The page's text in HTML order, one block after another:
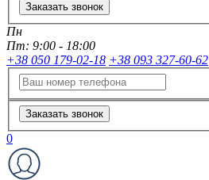
Заказать звонок
Пн
Пт: 9:00 - 18:00
+38 050 179-02-18 +38 093 327-60-62
Заказать звонок
0